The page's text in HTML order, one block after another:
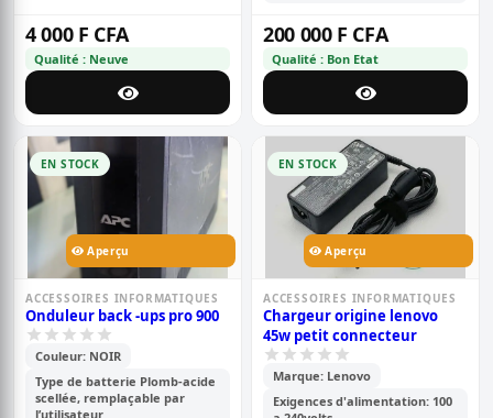
4 000 F CFA
Qualité : Neuve
200 000 F CFA
Qualité : Bon Etat
EN STOCK
Aperçu
ACCESSOIRES INFORMATIQUES
Onduleur back -ups pro 900
Couleur: NOIR
Type de batterie Plomb-acide
scellée, remplaçable par
l’utilisateur
EN STOCK
Aperçu
ACCESSOIRES INFORMATIQUES
Chargeur origine lenovo
45w petit connecteur
Marque: Lenovo
Exigences d'alimentation: 100